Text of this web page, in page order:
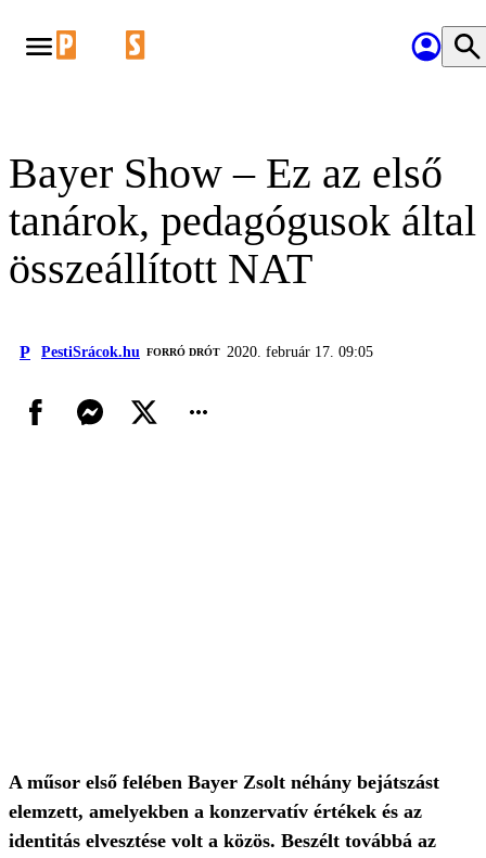
Bayer Show – Ez az első
tanárok, pedagógusok által
összeállított NAT
P PestiSrácok.hu FORRÓ DRÓT 2020. február 17. 09:05
A műsor első felében Bayer Zsolt néhány bejátszást
elemzett, amelyekben a konzervatív értékek és az
identitás elvesztése volt a közös. Beszélt továbbá az